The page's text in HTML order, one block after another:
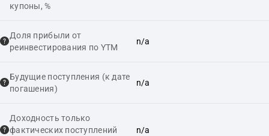
купоны, %
Доля прибыли от
реинвестирования по YTM
n/a
Будущие поступления (к дате
погашения)
n/a
Доходность только
фактических поступлений
n/a